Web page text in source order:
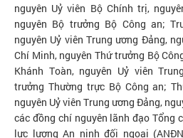
nguyên Uỷ viên Bộ Chính trị,
nguyên Bộ trưởng Bộ Công an;
nguyên Uỷ viên Trung ương Đảng,
Chí Minh, nguyên Thứ trưởng Bộ
Khánh Toàn, nguyên Uỷ viên
trưởng Thường trực Bộ Công an;
nguyên Uỷ viên Trung ương Đảng,
các đồng chí nguyên lãnh đạo Tổng
lực lượng An ninh đối ngoại